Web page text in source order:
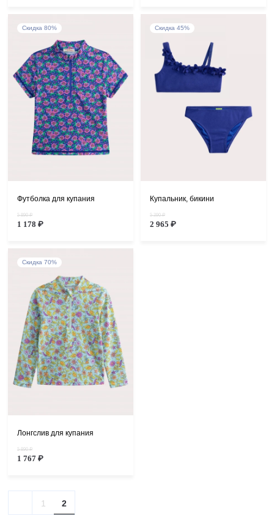
Скидка 80%
Футболка для купания
5 890 ₽
1 178 ₽
Скидка 45%
Купальник, бикини
5 390 ₽
2 965 ₽
Скидка 70%
Лонгслив для купания
5 890 ₽
1 767 ₽
1 2